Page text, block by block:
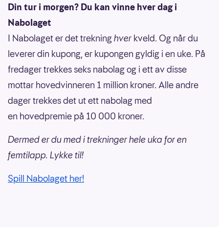
Din tur i morgen? Du kan vinne hver dag i
Nabolaget
I Nabolaget er det trekninghver kveld. Og når du
leverer din kupong, er kupongen gyldig i en uke. På
fredager trekkes seks nabolag og i ett av disse
mottar hovedvinneren 1 million kroner. Alle andre
dager trekkes det ut ett nabolag med
en hovedpremie på 10 000 kroner.
Dermed er du med i trekninger hele uka for en
femtilapp. Lykke til!
Spill Nabolaget her!